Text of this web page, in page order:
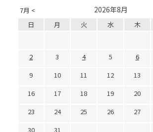
7月 < 2026年8月
日 月 火 水 木
2
3 4 5 6
9
10 11 12 13
16
17 18 19 20
23
24 25 26 27
30
31